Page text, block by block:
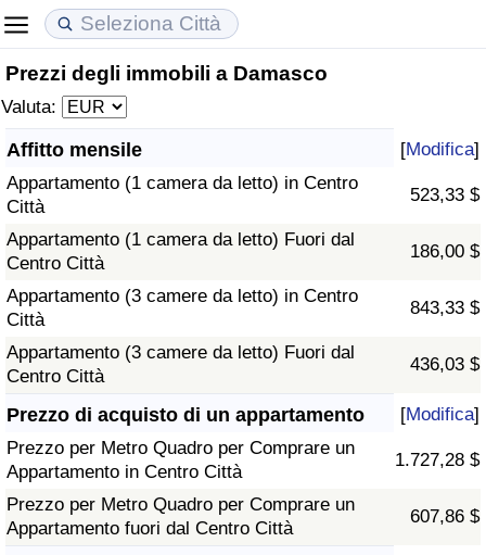
Prezzi degli immobili a Damasco
Valuta:
Affitto mensile [Modifica]
Appartamento (1 camera da letto) in Centro
Città
523,33 $
Appartamento (1 camera da letto) Fuori dal
Centro Città
186,00 $
Appartamento (3 camere da letto) in Centro
Città
843,33 $
Appartamento (3 camere da letto) Fuori dal
Centro Città
436,03 $
Prezzo di acquisto di un appartamento [Modifica]
Prezzo per Metro Quadro per Comprare un
Appartamento in Centro Città
1.727,28 $
Prezzo per Metro Quadro per Comprare un
Appartamento fuori dal Centro Città
607,86 $
Costo della vita
Indice Del Costo Della Vita (corrente)
Indice Del Costo Della Vita
Indice del Costo della Vita per Nazione
ad Aqaba
Prezzi degli immobili
Indice del Prezzo delle Case (Corrente)
Indice del Prezzo delle Case
Indice del Prezzo delle Case per Nazione
Qualità della Vita
Indice della Qualità della Vita
Indice della Qualità della Vita (Corrente)
Indice della qualità della vita per Paese
Criminalità
Indice del Tasso di Criminalità (Corrente)
Indice della Criminalità
Indice di criminalità per paese
Assistenza Sanitaria